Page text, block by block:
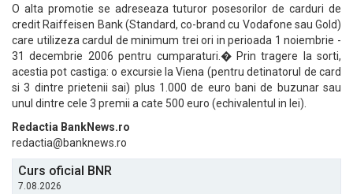
O alta promotie se adreseaza tuturor posesorilor de carduri de
credit Raiffeisen Bank (Standard, co-brand cu Vodafone sau Gold)
care utilizeza cardul de minimum trei ori in perioada 1 noiembrie -
31 decembrie 2006 pentru cumparaturi.� Prin tragere la sorti,
acestia pot castiga: o excursie la Viena (pentru detinatorul de card
si 3 dintre prietenii sai) plus 1.000 de euro bani de buzunar sau
unul dintre cele 3 premii a cate 500 euro (echivalentul in lei).
Redactia BankNews.ro
redactia@banknews.ro
Curs oficial BNR
7.08.2026